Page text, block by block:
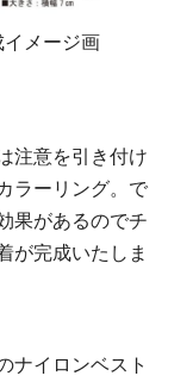
メージ画
注意を引き付け
ラーリング。で
果があるのでチ
が完成いたしま
ナイロンベスト